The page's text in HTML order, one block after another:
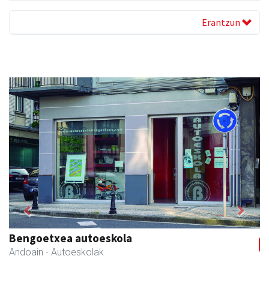
Erantzun
Bengoetxea autoeskola
Andoain - Autoeskolak
Previous Next